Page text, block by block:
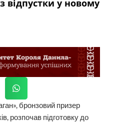
відпустки у новому
бронзовий призер
розпочав підготовку до